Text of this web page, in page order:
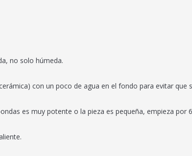
no solo húmeda.
con un poco de agua en el fondo para evitar que
es muy potente o la pieza es pequeña, empieza por